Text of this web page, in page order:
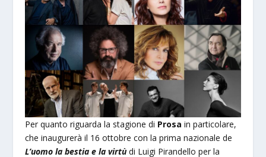
Per quanto riguarda la stagione di Prosa in particolare,
che inaugurerà il 16 ottobre con la prima nazionale de
L’uomo la bestia e la virtùdi Luigi Pirandello per la